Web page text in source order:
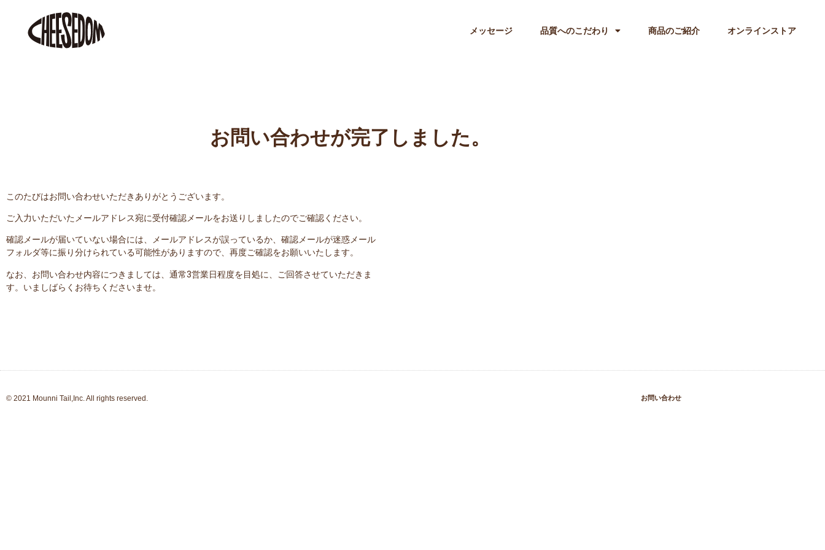
メッセージ 品質へのこだわり 商品のご紹介 オンラインストア
お問い合わせが完了しました。
このたびはお問い合わせいただきありがとうございます。
ご入力いただいたメールアドレス宛に受付確認メールをお送りしましたのでご確認ください。
確認メールが届いていない場合には、メールアドレスが誤っているか、確認メールが迷惑メール
フォルダ等に振り分けられている可能性がありますので、再度ご確認をお願いいたします。
なお、お問い合わせ内容につきましては、通常3営業日程度を目処に、ご回答させていただきま
す。いましばらくお待ちくださいませ。
© 2021 Mounni Tail,Inc. All rights reserved. お問い合わせ